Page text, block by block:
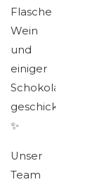
Flasche
Wein
und
einiger
Schokoladen
geschickt!
✨
Unser
Team